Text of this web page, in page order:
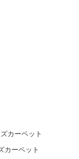
カーペット
カーペット